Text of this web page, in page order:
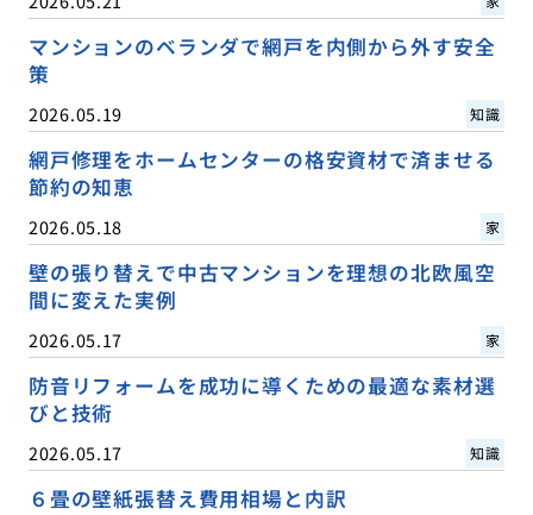
マンションのベランダで網戸を内側から外す安全
策
2026.05.19 知識
網戸修理をホームセンターの格安資材で済ませる
節約の知恵
2026.05.18 家
壁の張り替えで中古マンションを理想の北欧風空
間に変えた実例
2026.05.17 家
防音リフォームを成功に導くための最適な素材選
びと技術
2026.05.17 知識
６畳の壁紙張替え費用相場と内訳